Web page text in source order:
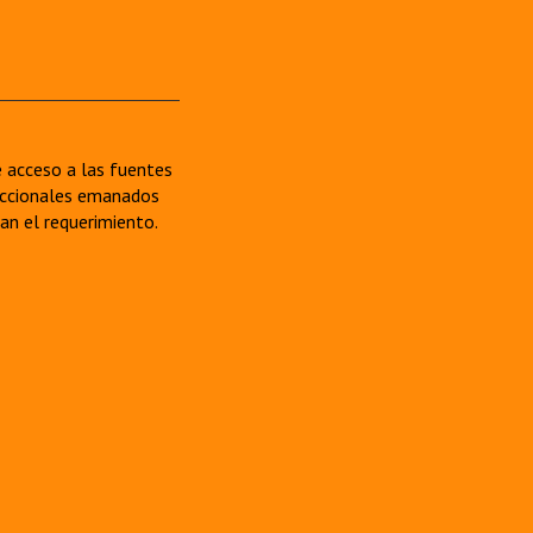
acceso a las fuentes
emanados
el requerimiento.